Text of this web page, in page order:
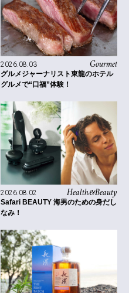
Gourmet
2026.08.03
グルメジャーナリスト東龍のホテル
グルメで“口福”体験！
Health&Beauty
2026.08.02
Safari BEAUTY 海男のための身だし
なみ！